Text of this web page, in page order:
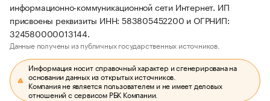
информационно-коммуникационной сети Интернет. ИП
присвоены реквизиты ИНН: 583805452200 и ОГРНИП:
324580000013144.
Данные получены из публичных государственных источников.
Информация носит справочный характер и сгенерирована на
основании данных из открытых источников.
Компания не является пользователем и не имеет деловых
отношений с сервисом РБК Компании.